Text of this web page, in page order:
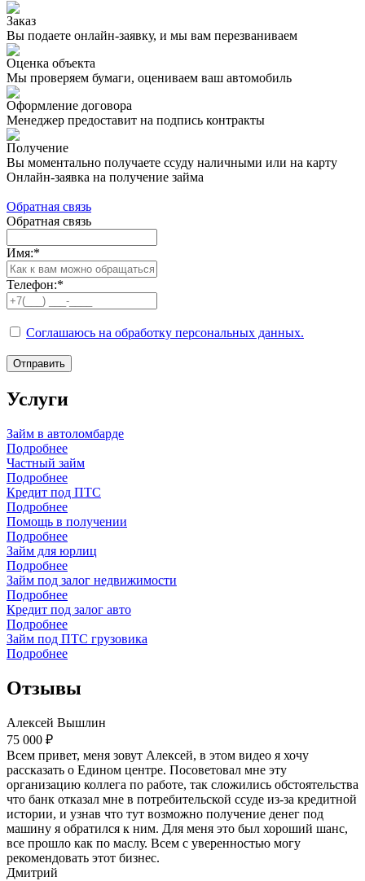
Заказ
Вы подаете онлайн-заявку, и мы вам перезваниваем
Оценка объекта
Мы проверяем бумаги, оцениваем ваш автомобиль
Оформление договора
Менеджер предоставит на подпись контракты
Получение
Вы моментально получаете ссуду наличными или на карту
Онлайн-заявка на получение займа
Обратная связь
Обратная связь
Имя:*
Телефон:*
Соглашаюсь на обработку персональных данных.
Отправить
Услуги
Займ в автоломбарде
Подробнее
Частный займ
Подробнее
Кредит под ПТС
Подробнее
Помощь в получении
Подробнее
Займ для юрлиц
Подробнее
Займ под залог недвижимости
Подробнее
Кредит под залог авто
Подробнее
Займ под ПТС грузовика
Подробнее
Отзывы
Алексей Вышлин
75 000 ₽
Всем привет, меня зовут Алексей, в этом видео я хочу
рассказать о Едином центре. Посоветовал мне эту
организацию коллега по работе, так сложились обстоятельства
что банк отказал мне в потребительской ссуде из-за кредитной
истории, и узнав что тут возможно получение денег под
машину я обратился к ним. Для меня это был хороший шанс,
все прошло как по маслу. Всем с уверенностью могу
рекомендовать этот бизнес.
Дмитрий